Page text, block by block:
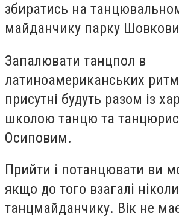
збиратись на
майданчику парку
Запалювати танцпол в
латиноамериканських
присутні будуть разом із
школою танцю та
Осиповим.
Прийти і потанцювати ви
якщо до того взагалі
танцмайданчику. Вік не